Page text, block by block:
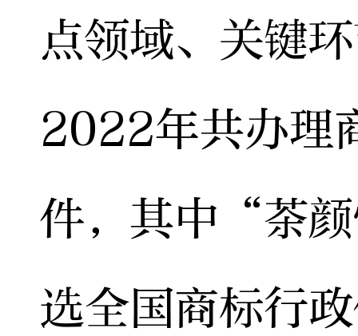
点领域、关键
2022年共办理
件，其中“茶
选全国商标行